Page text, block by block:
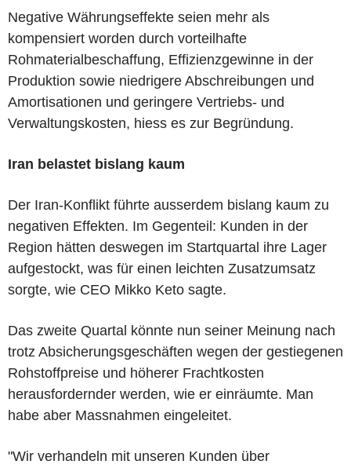
Negative Währungseffekte seien mehr als
kompensiert worden durch vorteilhafte
Rohmaterialbeschaffung, Effizienzgewinne in der
Produktion sowie niedrigere Abschreibungen und
Amortisationen und geringere Vertriebs- und
Verwaltungskosten, hiess es zur Begründung.
Iran belastet bislang kaum
Der Iran-Konflikt führte ausserdem bislang kaum zu
negativen Effekten. Im Gegenteil: Kunden in der
Region hätten deswegen im Startquartal ihre Lager
aufgestockt, was für einen leichten Zusatzumsatz
sorgte, wie CEO Mikko Keto sagte.
Das zweite Quartal könnte nun seiner Meinung nach
trotz Absicherungsgeschäften wegen der gestiegenen
Rohstoffpreise und höherer Frachtkosten
herausfordernder werden, wie er einräumte. Man
habe aber Massnahmen eingeleitet.
"Wir verhandeln mit unseren Kunden über